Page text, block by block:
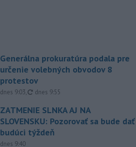
Generálna prokuratúra podala pre
určenie volebných obvodov 8
protestov
dnes 9:03, aktualizované
dnes 9:55
ZATMENIE SLNKA AJ NA
SLOVENSKU: Pozorovať sa bude dať
budúci týždeň
dnes 9:40